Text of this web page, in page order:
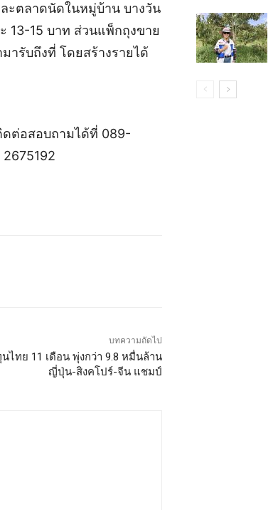
ะตลาดนัดในหมู่บ้าน บางวัน
13-15 บาท ส่วนแพ็กถุงขาย
รับถึงที่ โดยสร้างรายได้
ดต่อสอบถามได้ที่ 089-
บทความถัดไป
ไทย 11 เดือน พุ่งกว่า 9.8 หมื่นล้าน
ญี่ปุ่น-สิงคโปร์-จีน แชมป์